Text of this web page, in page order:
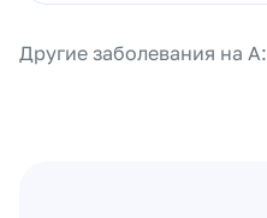
Другие заболевания на А: